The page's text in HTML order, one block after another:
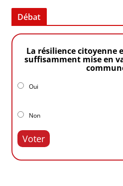
Débat
La résilience citoyenne
suffisamment mise en
Oui
Non
Voter